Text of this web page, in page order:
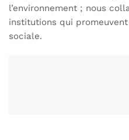
l’environnement ; nous
institutions qui
sociale.